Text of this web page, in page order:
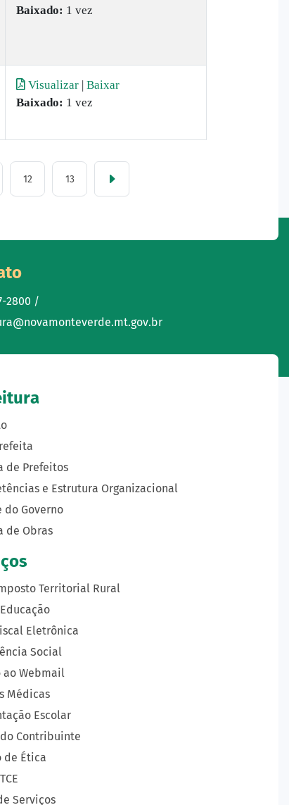
Baixado: 1 vez
Visualizar | Baixar
Baixado: 1 vez
12 13
2800 /
de Prefeitos
e Estrutura Organizacional
do Governo
de Obras
Territorial Rural
Eletrônica
Social
ao Webmail
Médicas
Escolar
Contribuinte
de Ética
Serviços